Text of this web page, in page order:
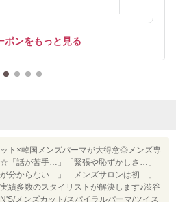
ポンをもっと見る
ト×韓国メンズパーマが大得意◎メンズ専
☆「話が苦手…」「緊張や恥ずかしさ…」
が分からない…」「メンズサロンは初…」
績多数のスタイリストが解決します♪渋谷
メンズカット/スパイラルパーマ/ツイス